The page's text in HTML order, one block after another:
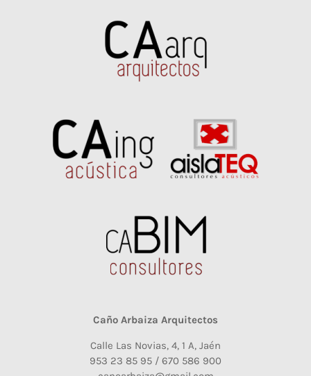
Caño Arbaiza Arquitectos
Calle Las Novias, 4, 1 A, Jaén
953 23 85 95 / 670 586 900